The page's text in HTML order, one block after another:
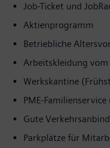
Job-Ticket und
Aktienprogramm
Betriebliche
Arbeitskleidung
Werkskantine
PME-
Gute
Parkplätze für